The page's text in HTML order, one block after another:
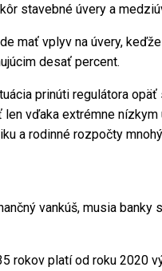
stavebné úvery a
mať vplyv na úvery,
desať percent.
prinúti regulátora
vďaka extrémne
a rodinné rozpočty
vankúš, musia
rokov platí od roku 2020